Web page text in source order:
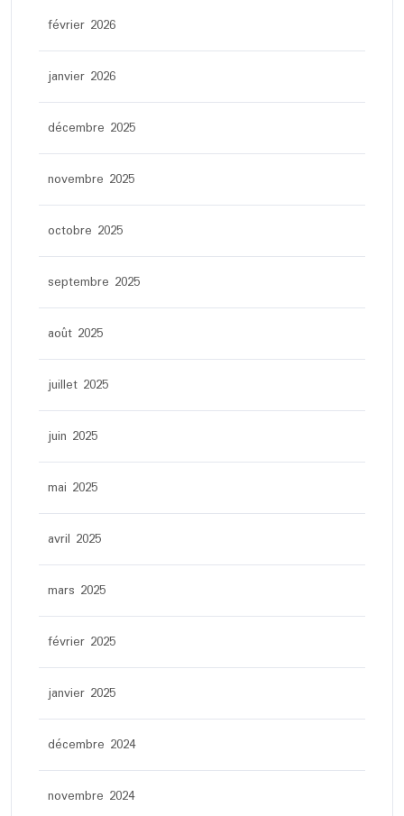
février 2026
janvier 2026
décembre 2025
novembre 2025
octobre 2025
septembre 2025
août 2025
juillet 2025
juin 2025
mai 2025
avril 2025
mars 2025
février 2025
janvier 2025
décembre 2024
novembre 2024